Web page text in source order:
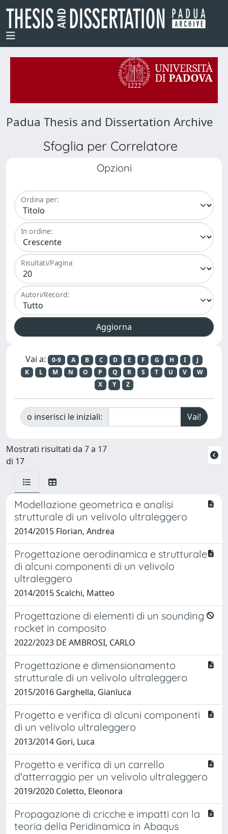
Padua Thesis and Dissertation Archive
Sfoglia per Correlatore
Opzioni
Ordina per:
In ordine:
Risultati/Pagina
Autori/Record:
Vai a: 0-9 A B C D E F G H I
J
K
L M N O P Q R S T U V
W
X
Y Z
o inserisci le iniziali:
Mostrati risultati da 7 a 17
di 17
Modellazione geometrica e analisi
strutturale di un velivolo ultraleggero
2014/2015 Florian, Andrea
Progettazione aerodinamica e strutturale
di alcuni componenti di un velivolo
ultraleggero
2014/2015 Scalchi, Matteo
Progettazione di elementi di un sounding
rocket in composito
2022/2023 DE AMBROSI, CARLO
Progettazione e dimensionamento
strutturale di un velivolo ultraleggero
2015/2016 Garghella, Gianluca
Progetto e verifica di alcuni componenti
di un velivolo ultraleggero
2013/2014 Gori, Luca
Progetto e verifica di un carrello
d'atterraggio per un velivolo ultraleggero
2019/2020 Coletto, Eleonora
Propagazione di cricche e impatti con la
teoria della Peridinamica in Abaqus